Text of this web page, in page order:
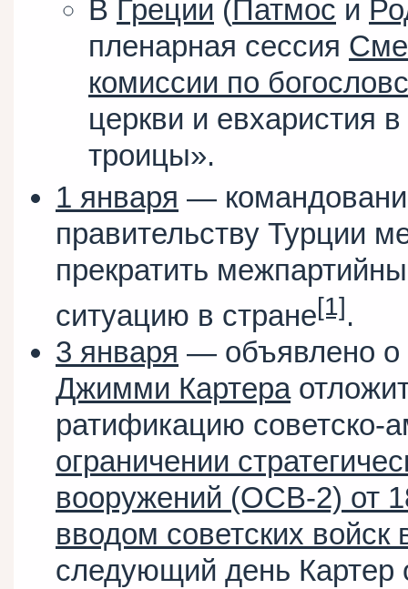
В Греции (Патмос и
пленарная сессия
комиссии по
церкви и евхаристия
троицы».
1 января —
правительству Турции
прекратить
ситуацию в стране[1] .
3 января — объявлено
Джимми Картера
ратификацию советско-
ограничении
вооружений (ОСВ-2) от
вводом советских войск
следующий день Картер